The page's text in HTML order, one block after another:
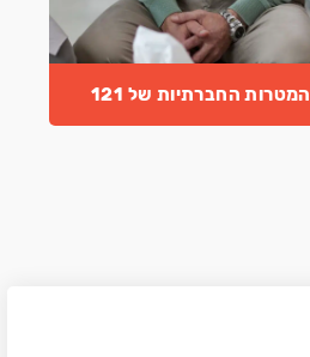
המטרות החברתיות של 121